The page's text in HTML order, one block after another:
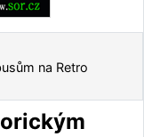
na Retro